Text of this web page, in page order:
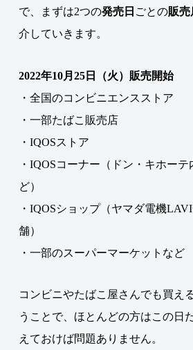
で、まずは2つの発売日 ごとの販売
介していきます。
2022年10月25日（火）販売開始
・全国のコンビニエンスストア
・一部たばこ販売店
・IQOSストア
・IQOSコーナー（ドン・キホーテ
ど）
・IQOSショップ（ヤマダ電機
舗）
・一部のスーパーマーケットなど
コンビニやたばこ屋さんでも買え
うことで、ほとんどの方はこの日
えておけば問題ありません。